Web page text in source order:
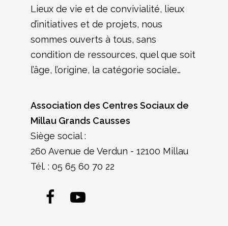
Lieux de vie et de convivialité, lieux
d’initiatives et de projets, nous
sommes ouverts à tous, sans
condition de ressources, quel que soit
l’âge, l’origine, la catégorie sociale…
Association des Centres Sociaux de
Millau Grands Causses
Siège social :
260 Avenue de Verdun - 12100 Millau
Tél. : 05 65 60 70 22
Facebook